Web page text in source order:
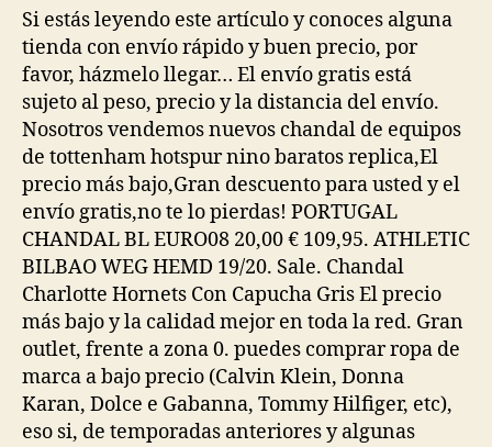
entrada
entrada
Si estás leyendo este artículo y conoces alguna
tienda con envío rápido y buen precio, por
favor, házmelo llegar… El envío gratis está
sujeto al peso, precio y la distancia del envío.
Nosotros vendemos nuevos chandal de equipos
de tottenham hotspur nino baratos replica,El
precio más bajo,Gran descuento para usted y el
envío gratis,no te lo pierdas! PORTUGAL
CHANDAL BL EURO08 20,00 € 109,95. ATHLETIC
BILBAO WEG HEMD 19/20. Sale. Chandal
Charlotte Hornets Con Capucha Gris El precio
más bajo y la calidad mejor en toda la red. Gran
outlet, frente a zona 0. puedes comprar ropa de
marca a bajo precio (Calvin Klein, Donna
Karan, Dolce e Gabanna, Tommy Hilfiger, etc),
eso si, de temporadas anteriores y algunas